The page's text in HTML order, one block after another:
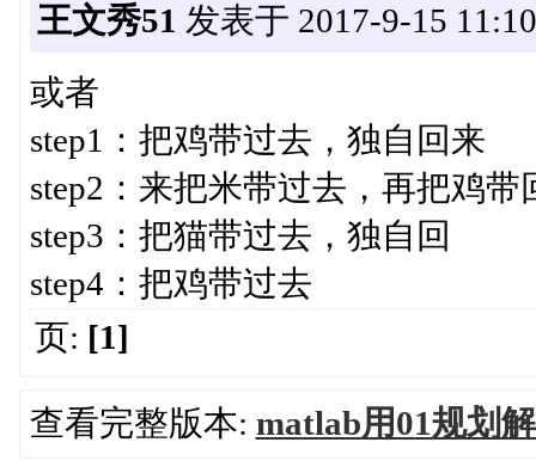
王文秀51 发表于 2017-9-15
或者
step1：把鸡带过去，独自回来
step2：来把米带过去，再把鸡带
step3：把猫带过去，独自回
step4：把鸡带过去
页: [1]
查看完整版本: matlab用01规划